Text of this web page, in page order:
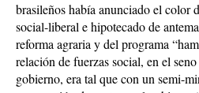
brasileños había anunciado el color
social-liberal e hipotecado de
reforma agraria y del programa
relación de fuerzas social, en el
gobierno, era tal que con un semi-